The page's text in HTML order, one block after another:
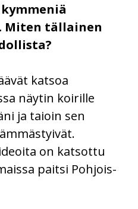
Miten tällainen
katsoa
näytin koirille
ja taioin sen
on katsottu
paitsi Pohjois-